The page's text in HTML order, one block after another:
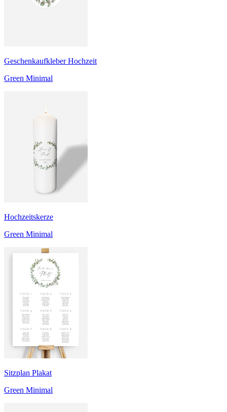
Geschenkaufkleber Hochzeit
Green Minimal
Hochzeitskerze
Green Minimal
Sitzplan Plakat
Green Minimal